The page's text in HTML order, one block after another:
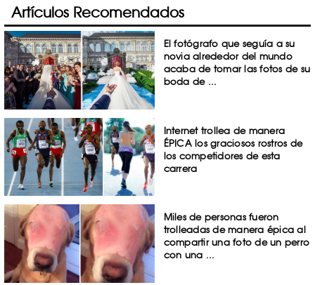
Artículos Recomendados
El fotógrafo que seguía a su
novia alrededor del mundo
acaba de tomar las fotos de su
boda de ...
Internet trollea de manera
ÉPICA los graciosos rostros de
los competidores de esta
carrera
Miles de personas fueron
trolleadas de manera épica al
compartir una foto de un perro
con una ...